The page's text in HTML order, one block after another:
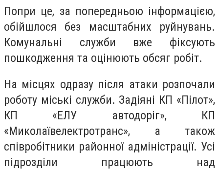
Попри це, за попередньою інформацією,
обійшлося без масштабних руйнувань.
Комунальні служби вже фіксують
пошкодження та оцінюють обсяг робіт.
На місцях одразу після атаки розпочали
роботу міські служби. Задіяні КП «Пілот»,
КП «ЕЛУ автодоріг», КП
«Миколаївелектротранс», а також
співробітники районної адміністрації. Усі
підрозділи працюють над